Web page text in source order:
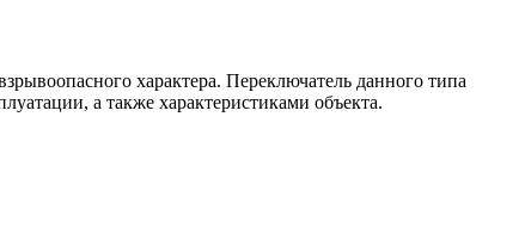
характера. Переключатель данного типа
а также характеристиками объекта.